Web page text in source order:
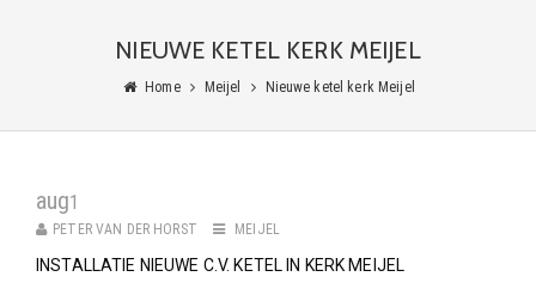
NIEUWE KETEL KERK MEIJEL
Home Meijel Nieuwe ketel kerk Meijel
aug1
PETER VAN DER HORST MEIJEL
INSTALLATIE NIEUWE C.V. KETEL IN KERK MEIJEL